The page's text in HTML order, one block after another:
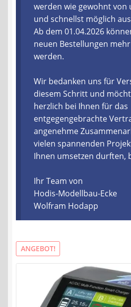
Zahlungsarten
Lieferzeit & Verfügbarkeit
Gutschein
Batterien- und Akku
Elektro- und Elektronikgeräte
Öle- und Schmierstoff
Vereine & Foren
Kontakt
Widerrufsbelehrung
Datenschutzerklärung
werden wie gewohnt von
und schnellst möglich
Ab dem 01.04.2026
neuen Bestellungen
werden.
Wir bedanken uns für
diesem Schritt und
herzlich bei Ihnen für das
entgegengebrachte
angenehme
vielen spannenden
Ihnen umsetzen durften,
Ihr Team von
Hodis-Modellbau-Ecke
Wolfram Hodapp
ANGEBOT!